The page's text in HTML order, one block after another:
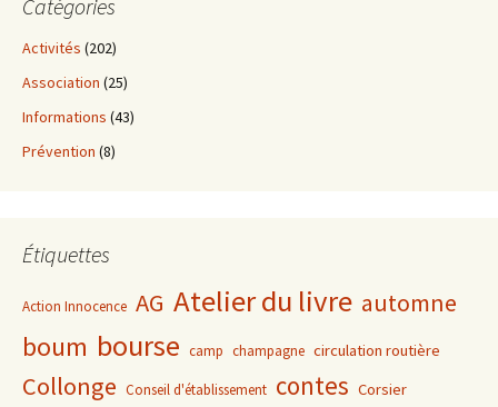
Catégories
Activités (202)
Association (25)
Informations (43)
Prévention (8)
Étiquettes
Action Innocence AG Atelier du livre automne
boum bourse camp champagne circulation routière
Collonge Conseil d'établissement contes Corsier